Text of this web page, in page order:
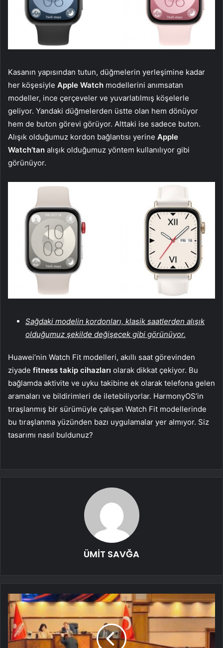
Kasanın yapısından tutun, düğmelerin yerleşimine kadar
her köşesiyle Apple Watch modellerini anımsatan
modeller, ince çerçeveler ve yuvarlatılmış köşelerle
geliyor. Yandaki düğmelerden üstte olan hem dönüyor
hem de buton görevi görüyor. Alttaki ise sadece buton.
Alışık olduğumuz kordon bağlantısı yerine Apple
Watch’tan alışık olduğumuz yöntem kullanılıyor gibi
görünüyor.
Sağdaki modelin kordonları, klasik saatlerden alışık
olduğumuz şekilde değişecek gibi görünüyor.
Huawei’nin Watch Fit modelleri, akıllı saat görevinden
ziyade fitness takip cihazları olarak dikkat çekiyor. Bu
bağlamda aktivite ve uyku takibine ek olarak telefona gelen
aramaları ve bildirimleri de iletebiliyorlar. HarmonyOS’in
tıraşlanmış bir sürümüyle çalışan Watch Fit modellerinde
bu tıraşlanma yüzünden bazı uygulamalar yer almıyor. Siz
tasarımı nasıl buldunuz?
ÜMİT SAVĞA